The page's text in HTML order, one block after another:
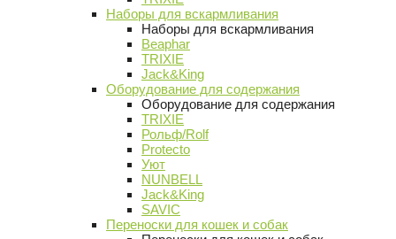
Наборы для вскармливания
Наборы для вскармливания
Beaphar
TRIXIE
Jack&King
Оборудование для содержания
Оборудование для содержания
TRIXIE
Рольф/Rolf
Protecto
Уют
NUNBELL
Jack&King
SAVIC
Переноски для кошек и собак